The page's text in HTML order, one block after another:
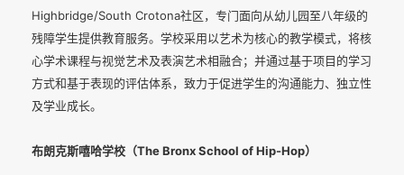
Highbridge/South Crotona社区，专门面向从幼儿园至八年级的
残障学生提供教育服务。学校采用以艺术为核心的教学模式，将核
心学术课程与视觉艺术及表演艺术相融合；并通过基于项目的学习
方式和基于表现的评估体系，致力于促进学生的沟通能力、独立性
及学业成长。
布朗克斯嘻哈学校（The Bronx School of Hip-Hop）